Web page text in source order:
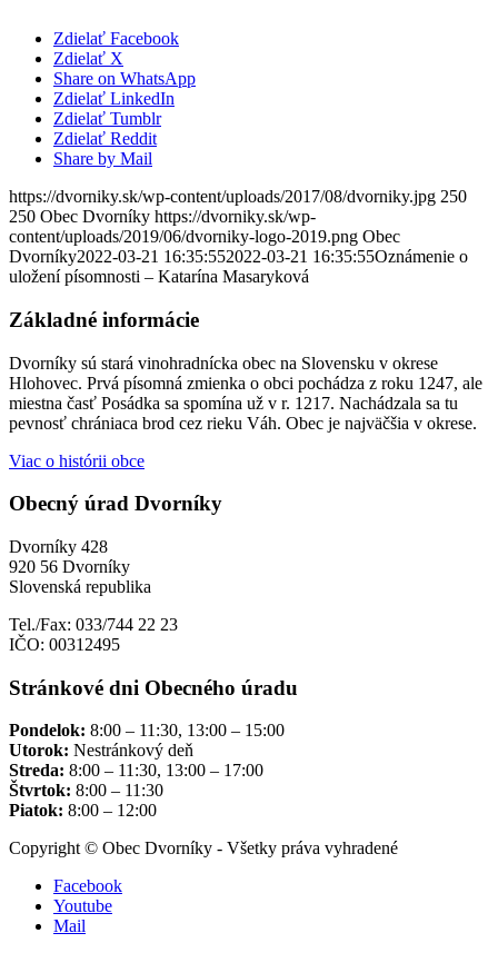
Zdielať Facebook
Zdielať X
Share on WhatsApp
Zdielať LinkedIn
Zdielať Tumblr
Zdielať Reddit
Share by Mail
https://dvorniky.sk/wp-content/uploads/2017/08/dvorniky.jpg 250
250 Obec Dvorníky https://dvorniky.sk/wp-
content/uploads/2019/06/dvorniky-logo-2019.png Obec
Dvorníky2022-03-21 16:35:552022-03-21 16:35:55Oznámenie o
uložení písomnosti – Katarína Masaryková
Základné informácie
Dvorníky sú stará vinohradnícka obec na Slovensku v okrese
Hlohovec. Prvá písomná zmienka o obci pochádza z roku 1247, ale
miestna časť Posádka sa spomína už v r. 1217. Nachádzala sa tu
pevnosť chrániaca brod cez rieku Váh. Obec je najväčšia v okrese.
Viac o histórii obce
Obecný úrad Dvorníky
Dvorníky 428
920 56 Dvorníky
Slovenská republika
Tel./Fax: 033/744 22 23
IČO: 00312495
Stránkové dni Obecného úradu
Pondelok: 8:00 – 11:30, 13:00 – 15:00
Utorok: Nestránkový deň
Streda: 8:00 – 11:30, 13:00 – 17:00
Štvrtok: 8:00 – 11:30
Piatok: 8:00 – 12:00
Copyright © Obec Dvorníky - Všetky práva vyhradené
Facebook
Youtube
Mail